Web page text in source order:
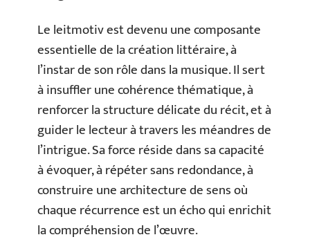
Le leitmotiv est devenu une composante
essentielle de la création littéraire, à
l’instar de son rôle dans la musique. Il sert
à insuffler une cohérence thématique, à
renforcer la structure délicate du récit, et à
guider le lecteur à travers les méandres de
l’intrigue. Sa force réside dans sa capacité
à évoquer, à répéter sans redondance, à
construire une architecture de sens où
chaque récurrence est un écho qui enrichit
la compréhension de l’œuvre.